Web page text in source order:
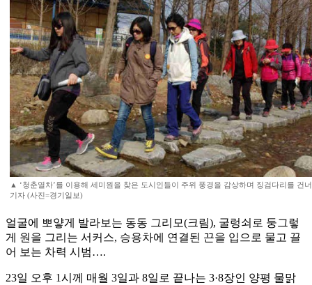
▲ ‘청춘열차’를 이용해 세미원을 찾은 도시인들이 주위 풍경을 감상하며 징검다리를 건
기자 (사진=경기일보)
얼굴에 뽀얗게 발라보는 동동 그리모(크림), 굴렁쇠로 둥그렇
게 원을 그리는 서커스, 승용차에 연결된 끈을 입으로 물고 끌
어 보는 차력 시범….
23일 오후 1시께 매월 3일과 8일로 끝나는 3·8장인 양평 물맑